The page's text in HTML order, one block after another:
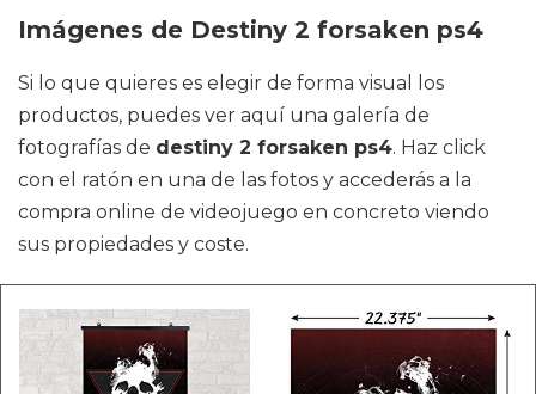
Imágenes de Destiny 2 forsaken ps4
Si lo que quieres es elegir de forma visual los
productos, puedes ver aquí una galería de
fotografías de destiny 2 forsaken ps4. Haz click
con el ratón en una de las fotos y accederás a la
compra online de videojuego en concreto viendo
sus propiedades y coste.